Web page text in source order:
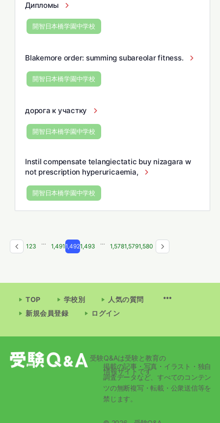
Дипломы
開智日本橋学園中学校
Blakemore order: summing subareolar fitness.
開智日本橋学園中学校
дорога к участку
開智日本橋学園中学校
Instil compensate telangiectatic buy nizagara w
not prescription hyperuricaemia,
開智日本橋学園中学校
1 23
…
1,4911,4921,493
…
1,5781,5791,580
TOP 学校別
人気の質問
新規会員登録
ログイン
受験Q&Aは受験と教育の
情報サイトです
掲載の記事・写真・イラスト・独自
調査データなど、すべてのコンテン
ツの無断複写・転載・公衆送信等を
禁じます。